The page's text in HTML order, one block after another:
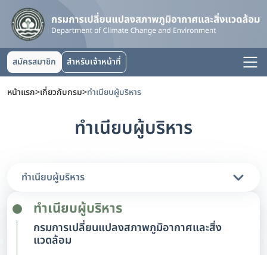
สมัครสมาชิก สำหรับเจ้าหน้าที่
หน้าแรก>เกี่ยวกับกรม>ทำเนียบผู้บริหาร
ทำเนียบผู้บริหาร
ทำเนียบผู้บริหาร
ทำเนียบผู้บริหาร
กรมการเปลี่ยนแปลงสภาพภูมิอากาศและสิ่ง
แวดล้อม